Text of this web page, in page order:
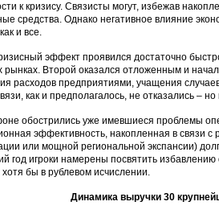
к кризису. Связисты могут, избежав
средства. Однако негативное влияние
и все.
эффект проявился достаточно
Второй оказался отложенным и
расходов предприятиями, учащения
как и предполагалось, не отказались –
обострились уже имевшиеся проблемы
эффективность, накопленная в связи с
или мощной региональной экспансии)
год игроки намерены посвятить
хотя бы в рублевом исчислении.
Динамика выручки 30